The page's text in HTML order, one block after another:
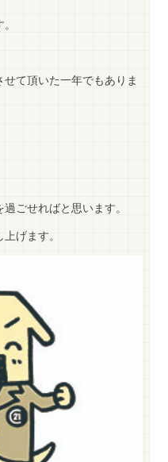
て頂いた一年でもありま
ごせればと思います。
げます。